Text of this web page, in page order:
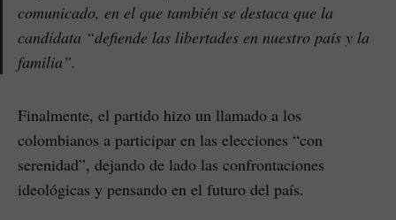
comunicado, en el que también se destaca que la
candidata “defiende las libertades en nuestro país y la
familia”.
Finalmente, el partido hizo un llamado a los
colombianos a participar en las elecciones “con
serenidad”, dejando de lado las confrontaciones
ideológicas y pensando en el futuro del país.